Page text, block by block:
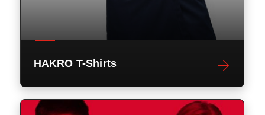
HAKRO T-Shirts